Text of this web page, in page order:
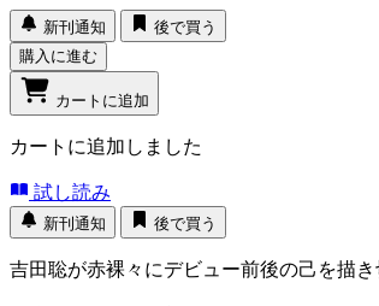
新刊通知
後で買う
購入に進む
カートに追加
カートに追加しました
試し読み
新刊通知 後で買う
吉田聡が赤裸々にデビュー前後の己を描